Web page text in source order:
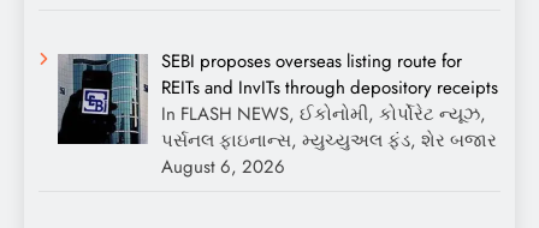
SEBI proposes overseas listing route for
REITs and InvITs through depository receipts
In FLASH NEWS, ઈકોનોમી, કોર્પોરેટ ન્યૂઝ,
પર્સનલ ફાઇનાન્સ, મ્યુચ્યુઅલ ફંડ, શેર બજાર
August 6, 2026